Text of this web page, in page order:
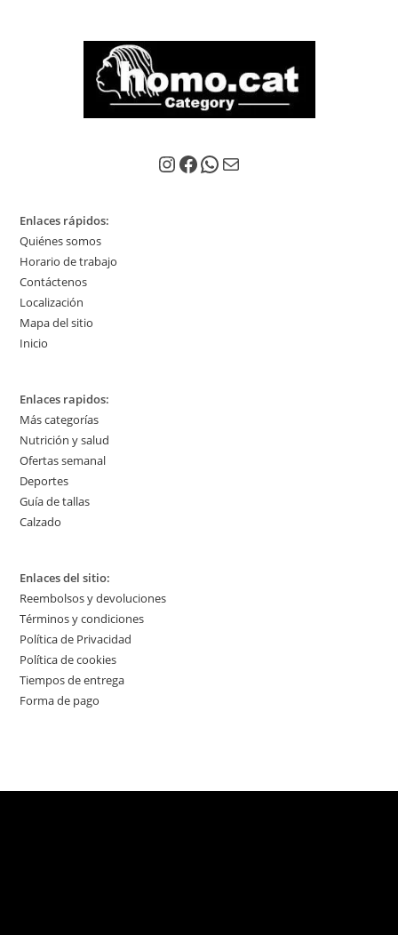
Instagram
Facebook
WhatsApp
Correo electrónico
Enlaces rápidos:
Quiénes somos
Horario de trabajo
Contáctenos
Localización
Mapa del sitio
Inicio
Enlaces rapidos:
Más categorías
Nutrición y salud
Ofertas semanal
Deportes
Guía de tallas
Calzado
Enlaces del sitio:
Reembolsos y devoluciones
Términos y condiciones
Política de Privacidad
Política de cookies
Tiempos de entrega
Forma de pago